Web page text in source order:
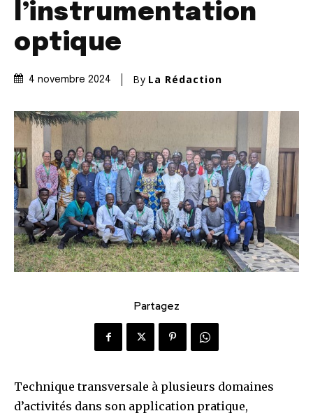
l’instrumentation
optique
4 novembre 2024 By La Rédaction
Partagez
Technique transversale à plusieurs domaines
d’activités dans son application pratique,